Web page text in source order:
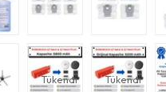
Tükendi Tükendi